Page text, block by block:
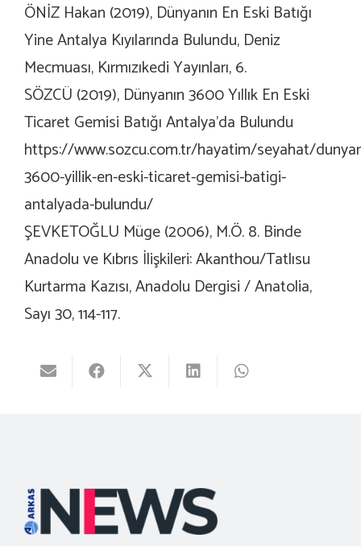
ÖNİZ Hakan (2019), Dünyanın En Eski Batığı
Yine Antalya Kıyılarında Bulundu, Deniz
Mecmuası, Kırmızıkedi Yayınları, 6.
SÖZCÜ (2019), Dünyanın 3600 Yıllık En Eski
Ticaret Gemisi Batığı Antalya’da Bulundu
https://www.sozcu.com.tr/hayatim/seyahat/
3600-yillik-en-eski-ticaret-gemisi-batigi-
antalyada-bulundu/
ŞEVKETOĞLU Müge (2006), M.Ö. 8. Binde
Anadolu ve Kıbrıs İlişkileri: Akanthou/Tatlısu
Kurtarma Kazısı, Anadolu Dergisi / Anatolia,
Sayı 30, 114-117.